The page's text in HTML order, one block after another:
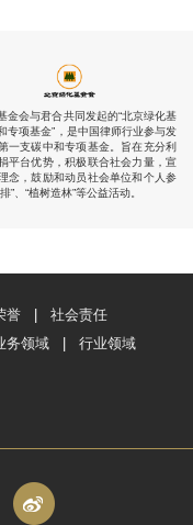
金会与君合共同发起的“北京绿化基
专项基金”，是中国律师行业参与发
一支碳中和专项基金。旨在充分利
平台优势，积极联合社会力量，宣
念，鼓励和动员社会单位和个人参
”、“植树造林”等公益活动。
誉
社会责任
务领域
行业领域